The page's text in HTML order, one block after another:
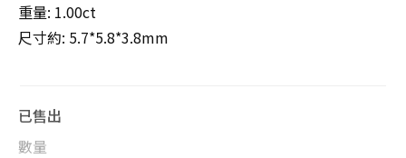
重量: 1.00ct
尺寸約: 5.7*5.8*3.8mm
已售出
數量